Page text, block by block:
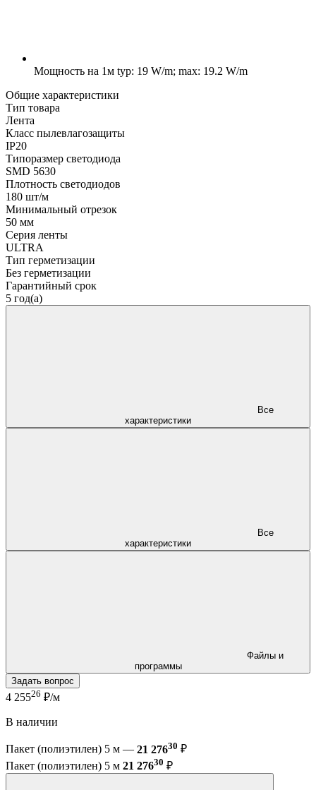
Мощность на 1м typ: 19 W/m; max: 19.2 W/m
Общие характеристики
Тип товара
Лента
Класс пылевлагозащиты
IP20
Типоразмер светодиода
SMD 5630
Плотность светодиодов
180 шт/м
Минимальный отрезок
50 мм
Серия ленты
ULTRA
Тип герметизации
Без герметизации
Гарантийный срок
5 год(а)
характеристики
характеристики
программы
Задать вопрос
4 25526 ₽/м
В наличии
Пакет (полиэтилен) 5 м — 21 27630 ₽
Пакет (полиэтилен) 5 м 21 27630 ₽